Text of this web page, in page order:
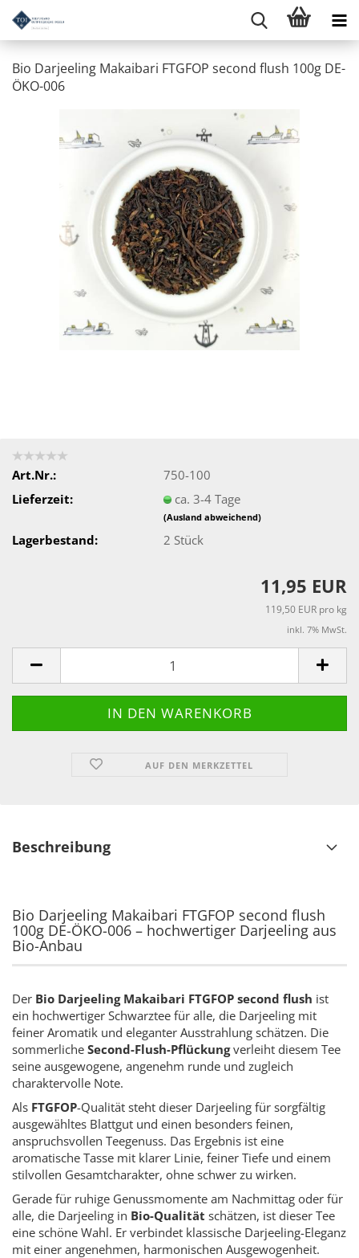
Bio Darjeeling Makaibari FTGFOP second flush 100g DE-
ÖKO-006
Art.Nr.:
750-100
Lieferzeit:
ca. 3-4 Tage
(Ausland abweichend)
Lagerbestand: 2 Stück
11,95 EUR
119,50 EUR pro kg
inkl. 7% MwSt.
AUF DEN MERKZETTEL
Beschreibung
Bio Darjeeling Makaibari FTGFOP second flush
100g DE-ÖKO-006 – hochwertiger Darjeeling aus
Bio-Anbau
Der Bio Darjeeling Makaibari FTGFOP second flush ist
ein hochwertiger Schwarztee für alle, die Darjeeling mit
feiner Aromatik und eleganter Ausstrahlung schätzen. Die
sommerliche Second-Flush-Pflückungverleiht diesem Tee
seine ausgewogene, angenehm runde und zugleich
charaktervolle Note.
Als FTGFOP-Qualität steht dieser Darjeeling für sorgfältig
ausgewähltes Blattgut und einen besonders feinen,
anspruchsvollen Teegenuss. Das Ergebnis ist eine
aromatische Tasse mit klarer Linie, feiner Tiefe und einem
stilvollen Gesamtcharakter, ohne schwer zu wirken.
Gerade für ruhige Genussmomente am Nachmittag oder für
alle, die Darjeeling in Bio-Qualität schätzen, ist dieser Tee
eine schöne Wahl. Er verbindet klassische Darjeeling-Eleganz
mit einer angenehmen, harmonischen Ausgewogenheit.